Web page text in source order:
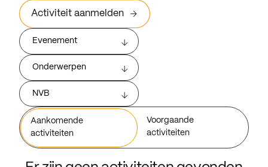
Activiteit aanmelden
Evenement
Onderwerpen
NVB
Aankomende
activiteiten
Voorgaande
activiteiten